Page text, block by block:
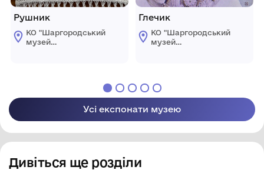
Рушник
КО "Шаргородський
музей
Глечик
КО "Шаргородський
музей
Усі експонати музею
Дивіться ще розділи